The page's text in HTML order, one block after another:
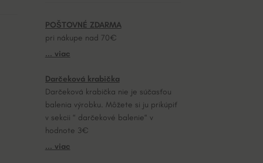
POŠTOVNÉ ZDARMA
pri nákupe nad 70€
... viac
Darčeková krabička
Darčeková krabička nie je súčasťou
balenia výrobku. Môžete si ju prikúpiť
v sekcii “ darčekové balenie“ v
hodnote 3€
... viac